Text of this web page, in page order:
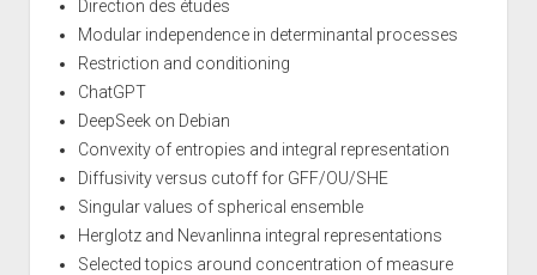
Direction des études
Modular independence in determinantal processes
Restriction and conditioning
ChatGPT
DeepSeek on Debian
Convexity of entropies and integral representation
Diffusivity versus cutoff for GFF/OU/SHE
Singular values of spherical ensemble
Herglotz and Nevanlinna integral representations
Selected topics around concentration of measure